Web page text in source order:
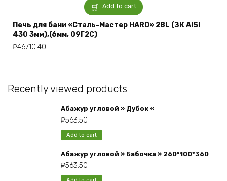
Add to cart
Печь для бани «Сталь-Мастер HARD» 28L (ЗК AISI
430 3мм),(6мм, 09Г2С)
₽46710.40
Recently viewed products
Абажур угловой » Дубок «
₽563.50
Add to cart
Абажур угловой » Бабочка » 260*100*360
₽563.50